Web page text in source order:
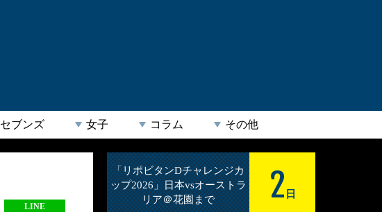
セブンズ 女子 コラム その他
LINE
「リポビタンDチャレンジカ
ップ2026」日本vsオーストラ
リア＠花園まで
2 日